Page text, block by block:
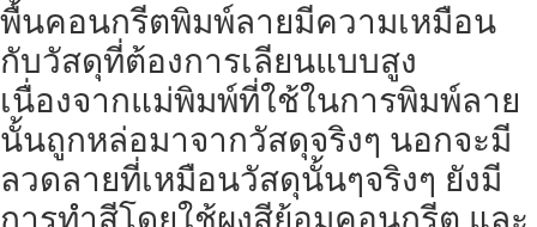
พื้นคอนกรีตพิมพ์ลายมีความเหมือน
กับวัสดุที่ต้องการเลียนแบบสูง
เนื่องจากแม่พิมพ์ที่ใช้ในการพิมพ์ลาย
นั้นถูกหล่อมาจากวัสดุจริงๆ นอกจะมี
ลวดลายที่เหมือนวัสดุนั้นๆจริงๆ ยังมี
การทำสีโดยใช้ผงสีย้อมคอนกรีต และ